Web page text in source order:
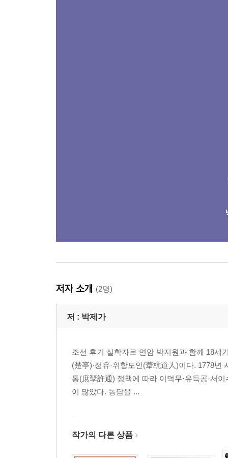
저자 소개 (2명)
저 : 박제가
조선 후기 실학자로 연암 박지원과 함께 18세
(楚亭)·정유·위항도인(葦杭道人)이다. 1778
통(庶孼許通) 정책에 따라 이덕무·유득공·서
이 많았다. 농담을 ...
작가의 다른 상품